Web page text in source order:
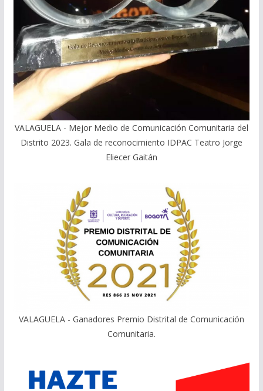
VALAGUELA - Mejor Medio de Comunicación Comunitaria del
Distrito 2023. Gala de reconocimiento IDPAC Teatro Jorge
Eliecer Gaitán
VALAGUELA - Ganadores Premio Distrital de Comunicación
Comunitaria.